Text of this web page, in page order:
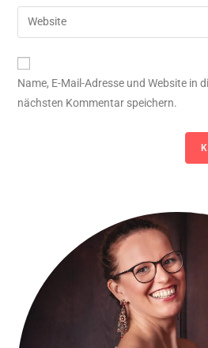
Name, E-Mail-Adresse und Website in
nächsten Kommentar speichern.